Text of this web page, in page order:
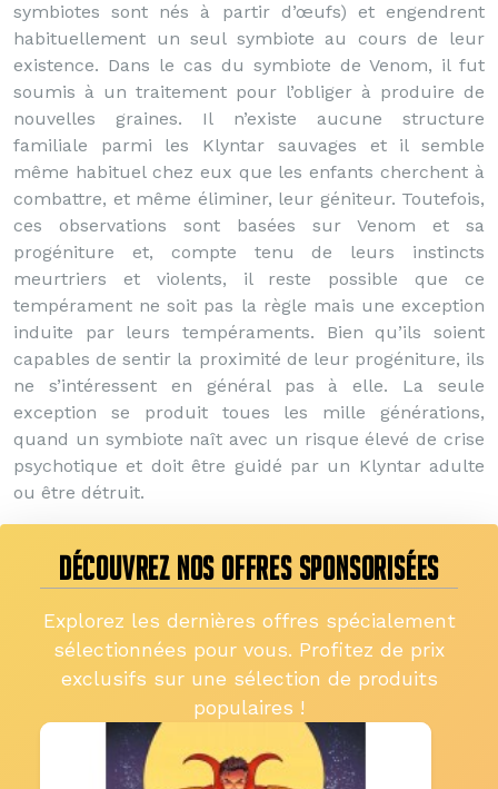
symbiotes sont nés à partir d’œufs) et engendrent
habituellement un seul symbiote au cours de leur
existence. Dans le cas du symbiote de Venom, il fut
soumis à un traitement pour l’obliger à produire de
nouvelles graines. Il n’existe aucune structure
familiale parmi les Klyntar sauvages et il semble
même habituel chez eux que les enfants cherchent à
combattre, et même éliminer, leur géniteur. Toutefois,
ces observations sont basées sur Venom et sa
progéniture et, compte tenu de leurs instincts
meurtriers et violents, il reste possible que ce
tempérament ne soit pas la règle mais une exception
induite par leurs tempéraments. Bien qu’ils soient
capables de sentir la proximité de leur progéniture, ils
ne s’intéressent en général pas à elle. La seule
exception se produit toues les mille générations,
quand un symbiote naît avec un risque élevé de crise
psychotique et doit être guidé par un Klyntar adulte
ou être détruit.
DÉCOUVREZ NOS OFFRES SPONSORISÉES
Explorez les dernières offres spécialement
sélectionnées pour vous. Profitez de prix
exclusifs sur une sélection de produits
populaires !